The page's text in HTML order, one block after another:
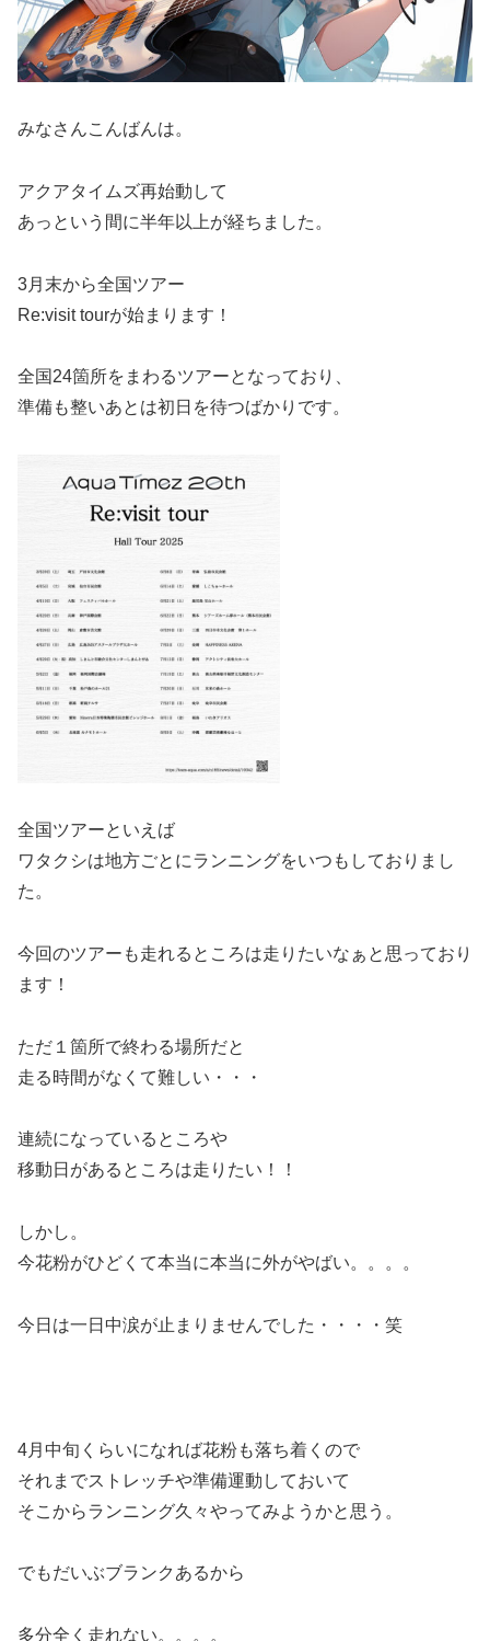
みなさんこんばんは。
アクアタイムズ再始動して
あっという間に半年以上が経ちました。
3月末から全国ツアー
Re:visit tourが始まります！
全国24箇所をまわるツアーとなっており、
準備も整いあとは初日を待つばかりです。
全国ツアーといえば
ワタクシは地方ごとにランニングをいつもしておりまし
た。
今回のツアーも走れるところは走りたいなぁと思っており
ます！
ただ１箇所で終わる場所だと
走る時間がなくて難しい・・・
連続になっているところや
移動日があるところは走りたい！！
しかし。
今花粉がひどくて本当に本当に外がやばい。。。。
今日は一日中涙が止まりませんでした・・・・笑
4月中旬くらいになれば花粉も落ち着くので
それまでストレッチや準備運動しておいて
そこからランニング久々やってみようかと思う。
でもだいぶブランクあるから
多分全く走れない。。。。